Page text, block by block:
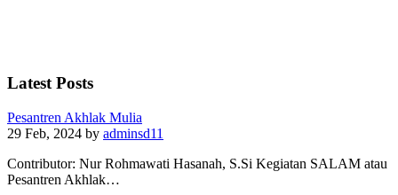
Latest Posts
Pesantren Akhlak Mulia
29 Feb, 2024 by adminsd11
Contributor: Nur Rohmawati Hasanah, S.Si Kegiatan SALAM atau
Pesantren Akhlak…